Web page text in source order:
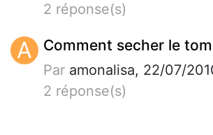
2 réponse(s)
A Comment secher le
Par amonalisa, 22/07/
2 réponse(s)